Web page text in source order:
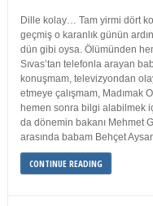
Dille kolay… Tam yirmi dört
geçmiş o karanlık günün
dün gibi oysa. Ölümünden
Sıvas’tan telefonla arayan
konuşmam, televizyondan
etmeye çalışmam, Madımak
hemen sonra bilgi alabilmek
da dönemin bakanı Mehmet
arasında babam Behçet
CONTINUE READING